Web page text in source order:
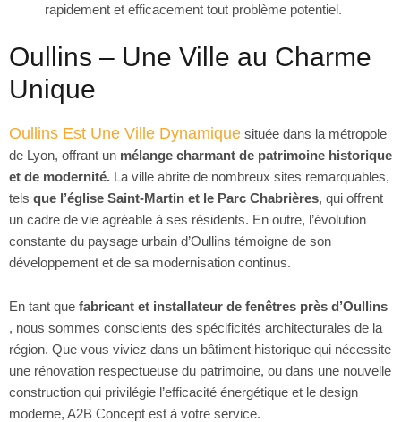
rapidement et efficacement tout problème potentiel.
Oullins – Une Ville au Charme
Unique
Oullins Est Une Ville Dynamique située dans la métropole
de Lyon, offrant un mélange charmant de patrimoine historique
et de modernité. La ville abrite de nombreux sites remarquables,
tels que l’église Saint-Martin et le Parc Chabrières, qui offrent
un cadre de vie agréable à ses résidents. En outre, l’évolution
constante du paysage urbain d’Oullins témoigne de son
développement et de sa modernisation continus.
En tant que fabricant et installateur de fenêtres près d’Oullins
, nous sommes conscients des spécificités architecturales de la
région. Que vous viviez dans un bâtiment historique qui nécessite
une rénovation respectueuse du patrimoine, ou dans une nouvelle
construction qui privilégie l’efficacité énergétique et le design
moderne, A2B Concept est à votre service.